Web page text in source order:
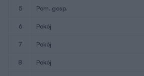
5 pom. gosp.
6 pokój
7 pokój
8 pokój